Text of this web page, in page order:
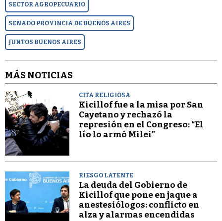
SECTOR AGROPECUARIO
SENADO PROVINCIA DE BUENOS AIRES
JUNTOS BUENOS AIRES
MÁS NOTICIAS
CITA RELIGIOSA
Kicillof fue a la misa por San
Cayetano y rechazó la
represión en el Congreso: “El
lío lo armó Milei”
RIESGO LATENTE
La deuda del Gobierno de
Kicillof que pone en jaque a
anestesiólogos: conflicto en
alza y alarmas encendidas